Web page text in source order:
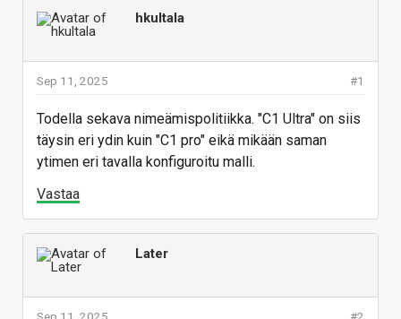
hkultala
#1
Sep 11, 2025
Todella sekava nimeämispolitiikka. "C1 Ultra" on siis
täysin eri ydin kuin "C1 pro" eikä mikään saman
ytimen eri tavalla konfiguroitu malli.
Vastaa
Later